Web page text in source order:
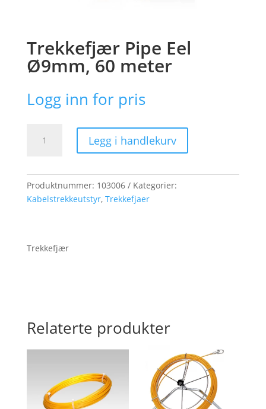
Trekkefjær Pipe Eel
Ø9mm, 60 meter
Logg inn for pris
60
meter
Legg i handlekurv
Produktnummer: 103006
Kategorier:
Kabelstrekkeutstyr, Trekkefjaer
Trekkefjær
Relaterte produkter